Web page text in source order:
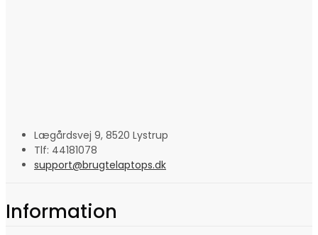
Lægårdsvej 9, 8520 Lystrup
Tlf: 44181078
support@brugtelaptops.dk
Information